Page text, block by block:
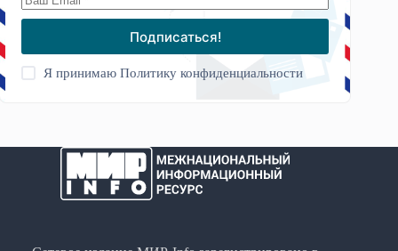
Подписаться!
Я принимаюПолитику конфиденциальности